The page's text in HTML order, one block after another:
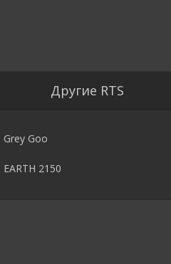
Другие RTS
Grey Goo
EARTH 2150